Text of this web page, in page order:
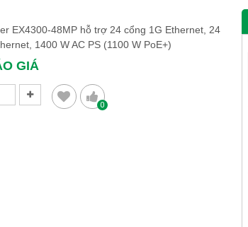
EX4300-48MP hỗ trợ 24 cổng 1G Ethernet, 24
1400 W AC PS (1100 W PoE+)
GIÁ
0